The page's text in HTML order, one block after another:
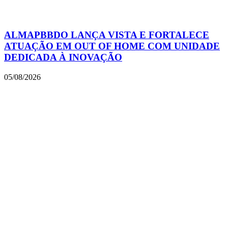
ALMAPBBDO LANÇA VISTA E FORTALECE
ATUAÇÃO EM OUT OF HOME COM UNIDADE
DEDICADA À INOVAÇÃO
05/08/2026